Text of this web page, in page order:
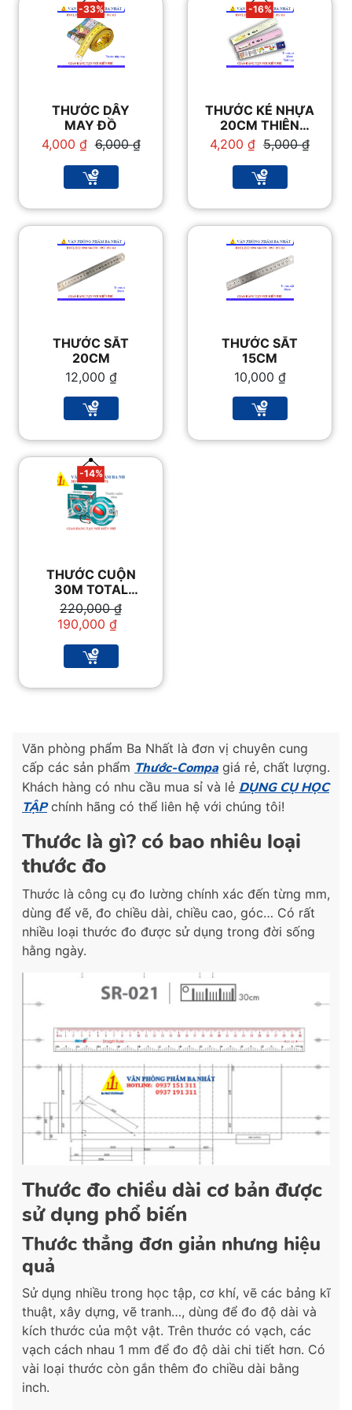
-33%
THƯỚC DÂY
MAY ĐỒ
6,000₫
Giá
là:
6,000 ₫.
4,000 ₫ Giá
tại
là:
-16%
THƯỚC KẺ NHỰA
20CM THIÊN
LONG5,000₫
Giá
là:
5,000 ₫.
4,200₫ Giá
tại
là:
THƯỚC SẮT
20CM
12,000 ₫
THƯỚC SẮT
15CM
10,000 ₫
-14%
THƯỚC CUỘN
30M TOTAL
11306
220,000₫
Giá
gốc
220,000 ₫.
190,000 ₫
Giá
hiện
là:
190,000 ₫.
Văn phòng phẩm Ba Nhất là đơn vị chuyên cung
cấp các sản phẩm Thước-Compagiá rẻ, chất lượng.
Khách hàng có nhu cầu mua sỉ và lẻ DỤNG CỤ HỌC
TẬPchính hãng có thể liên hệ với chúng tôi!
Thước là gì? có bao nhiêu loại
thước đo
Thước là công cụ đo lường chính xác đến từng mm,
dùng để vẽ, đo chiều dài, chiều cao, góc… Có rất
nhiều loại thước đo được sử dụng trong đời sống
hằng ngày.
Thước đo chiều dài cơ bản được
sử dụng phổ biến
Thước thẳng đơn giản nhưng hiệu
quả
Sử dụng nhiều trong học tập, cơ khí, vẽ các bảng kĩ
thuật, xây dựng, vẽ tranh…, dùng để đo độ dài và
kích thước của một vật. Trên thước có vạch, các
vạch cách nhau 1 mm để đo độ dài chi tiết hơn. Có
vài loại thước còn gắn thêm đo chiều dài bằng
inch.